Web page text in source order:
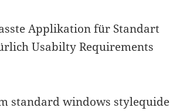
Applikation für Standart
Usabilty Requirements
standard windows stylequide